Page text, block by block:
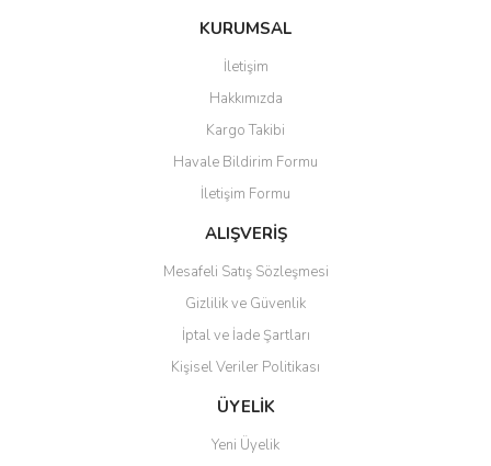
KURUMSAL
İletişim
Hakkımızda
Kargo Takibi
Havale Bildirim Formu
İletişim Formu
ALIŞVERİŞ
Mesafeli Satış Sözleşmesi
Gizlilik ve Güvenlik
İptal ve İade Şartları
Kişisel Veriler Politikası
ÜYELİK
Yeni Üyelik